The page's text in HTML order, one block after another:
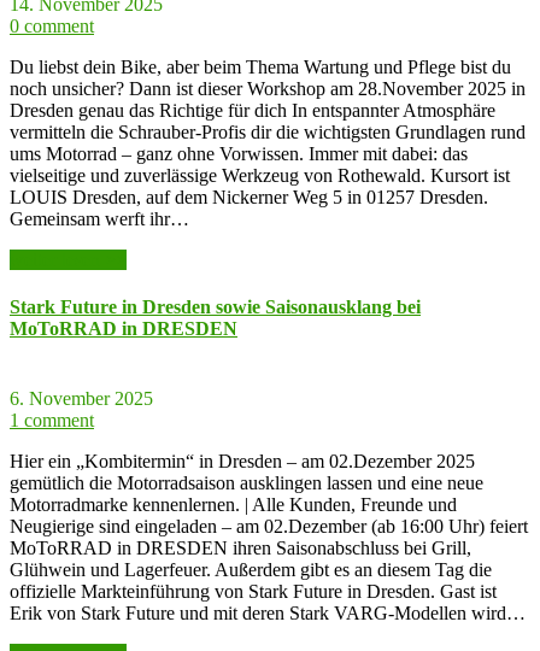
14. November 2025
0 comment
Du liebst dein Bike, aber beim Thema Wartung und Pflege bist du
noch unsicher? Dann ist dieser Workshop am 28.November 2025 in
Dresden genau das Richtige für dich In entspannter Atmosphäre
vermitteln die Schrauber-Profis dir die wichtigsten Grundlagen rund
ums Motorrad – ganz ohne Vorwissen. Immer mit dabei: das
vielseitige und zuverlässige Werkzeug von Rothewald. Kursort ist
LOUIS Dresden, auf dem Nickerner Weg 5 in 01257 Dresden.
Gemeinsam werft ihr…
Stark Future in Dresden sowie Saisonausklang bei
MoToRRAD in DRESDEN
6. November 2025
1 comment
Hier ein „Kombitermin“ in Dresden – am 02.Dezember 2025
gemütlich die Motorradsaison ausklingen lassen und eine neue
Motorradmarke kennenlernen. | Alle Kunden, Freunde und
Neugierige sind eingeladen – am 02.Dezember (ab 16:00 Uhr) feiert
MoToRRAD in DRESDEN ihren Saisonabschluss bei Grill,
Glühwein und Lagerfeuer. Außerdem gibt es an diesem Tag die
offizielle Markteinführung von Stark Future in Dresden. Gast ist
Erik von Stark Future und mit deren Stark VARG-Modellen wird…